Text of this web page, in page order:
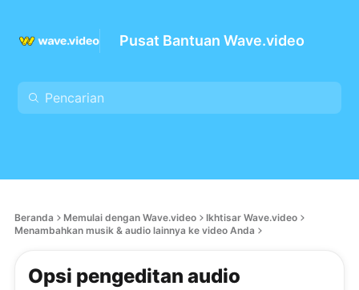
Pusat Bantuan Wave.video
Beranda Memulai dengan Wave.video
Ikhtisar Wave.video
Menambahkan musik & audio lainnya ke video Anda
Opsi pengeditan audio